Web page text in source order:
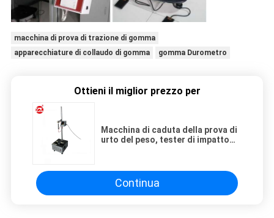
macchina di prova di trazione di gomma
apparecchiature di collaudo di gomma
gomma Durometro
Ottieni il miglior prezzo per
Macchina di caduta della prova di
urto del peso, tester di impatto
Continua